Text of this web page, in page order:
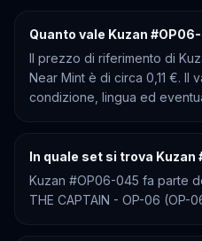
Quanto vale Kuzan
Il prezzo di riferimento di
Near Mint è di circa 0,11 €.
condizione, lingua ed
In quale set si trova Kuzan
Kuzan #OP06-045 fa parte
THE CAPTAIN - OP-06 (OP-